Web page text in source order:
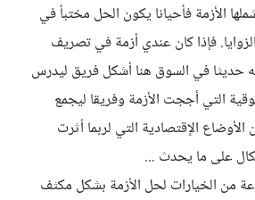
الأزمة فأحيانا يكون الحل مختبأ في
فإذا كان عندي أزمة في تصريف
حديثا في السوق هنا أشكل فريق ليدرس
التي أججت الأزمة وفريقا ليجمع
الإقتصادية التي لربما أثرت
على ما يحدث ...
من الخيارات لحل الأزمة بشكل مكثف